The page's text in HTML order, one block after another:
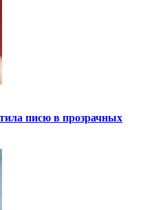
писю в прозрачных